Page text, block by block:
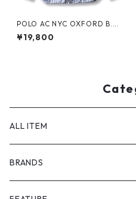
POLO AC NYC OXFORD B.D.
SHIRT by Polo Ralph Lauren
¥19,800
ALL ITEM
BRANDS